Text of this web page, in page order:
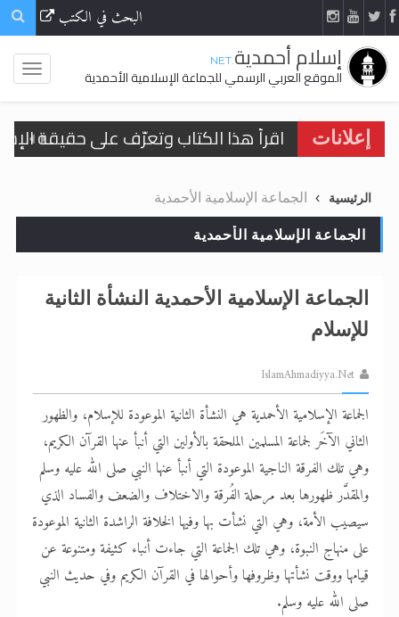
البحث في الكتب
إسلام أحمدية.NET
الموقع العربي الرسمي للجماعة الإسلامية الأحمدية
إعلانات اقرأ هذا الكتاب وتعرّف على حقيقة
الحجّ.. دلالات، حِكم، وأهداف >> المزيد
اقرأ هذا المقال في أهمية عيد
اقرأ هذا المقال في أهمية عيد
تعميم هامّ لأفراد الجماعة >> المزيد
تعميم هامّ لأفراد الجماعة >> المزيد
الرئيسية الجماعة الإسلامية الأحمدية
الجماعة الإسلامية الأحمدية
الجماعة الإسلامية الأحمدية النشأة الثانية
للإسلام
IslamAhmadiyya.Net
الجماعة الإسلامية الأحمدية هي النشأة الثانية الموعودة للإسلام، والظهور
الثاني الآخَر لجماعة المسلمين الملحقة بالأولين التي أنبأ عنها القرآن الكريم،
وهي تلك الفرقة الناجية الموعودة التي أنبأ عنها النبي صلى الله عليه وسلم
والمقدَّر ظهورها بعد مرحلة الفُرقة والاختلاف والضعف والفساد الذي
سيصيب الأمة، وهي التي نشأت بها وفيها الخلافة الراشدة الثانية الموعودة
على منهاج النبوة، وهي تلك الجماعة التي جاءت أنباء كثيفة ومتنوعة عن
قيامها ووقت نشأتها وظروفها وأحوالها في القرآن الكريم وفي حديث النبي
صلى الله عليه وسلم.